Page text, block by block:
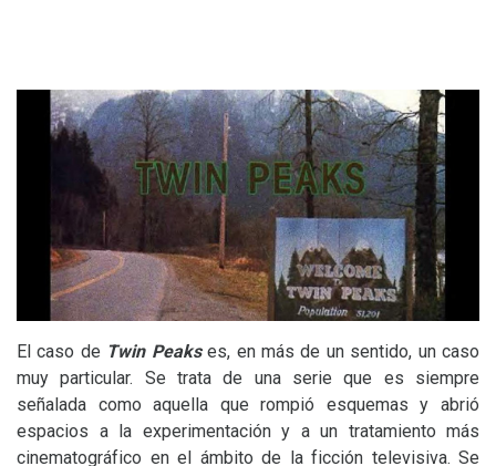
El caso de Twin Peaks es, en más de un sentido, un caso
muy particular. Se trata de una serie que es siempre
señalada como aquella que rompió esquemas y abrió
espacios a la experimentación y a un tratamiento más
cinematográfico en el ámbito de la ficción televisiva. Se